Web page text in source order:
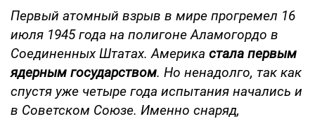
Первый атомный взрыв в мире прогремел 16
июля 1945 года на полигоне Аламогордо в
Соединенных Штатах. Америка стала первым
ядерным государством. Но ненадолго, так как
спустя уже четыре года испытания начались и
в Советском Союзе. Именно снаряд,